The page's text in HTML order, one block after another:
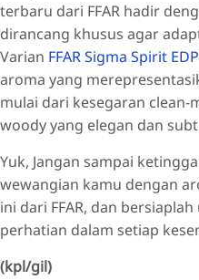
terbaru dari FFAR hadir
dirancang khusus agar
Varian FFAR Sigma Spirit EDP
aroma yang
mulai dari kesegaran clean-
woody yang elegan dan
Yuk, Jangan sampai
wewangian kamu dengan
ini dari FFAR, dan
perhatian dalam setiap
(kpl/gil)